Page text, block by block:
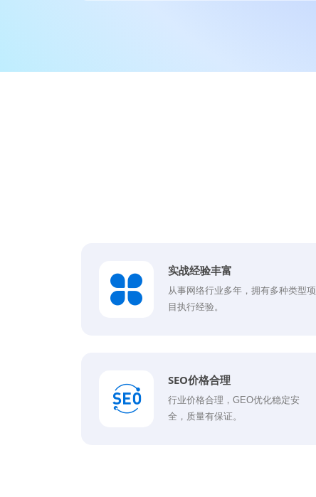
实战经验丰富
从事网络行业多年，拥有多种类型项
目执行经验。
SEO价格合理
行业价格合理，GEO优化稳定安
全，质量有保证。